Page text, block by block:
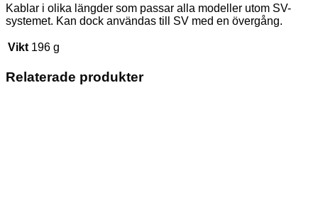
Kablar i olika längder som passar alla modeller utom SV-
systemet. Kan dock användas till SV med en övergång.
Vikt 196 g
Relaterade produkter